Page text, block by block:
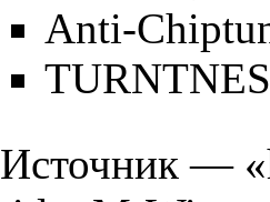
Anti-
TURNTNES
Источник — «